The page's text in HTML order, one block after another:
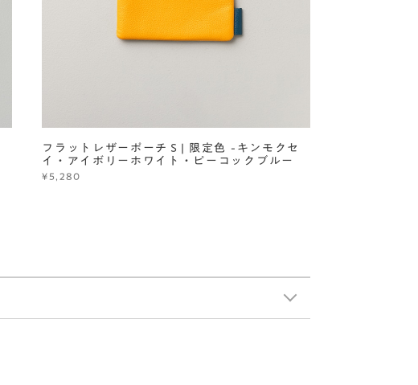
フラットレザーポーチＳ| 限定色 -キンモクセ
イ・アイボリーホワイト・ピーコックブルー
¥5,280